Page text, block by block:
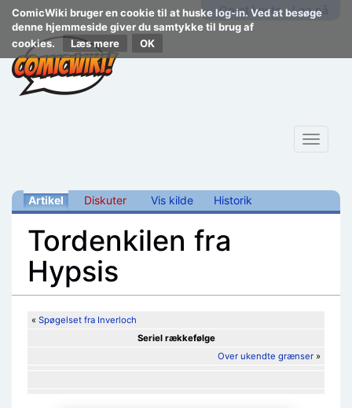
ComicWiki bruger en cookie til at huske log-in. Ved at besøge
denne hjemmeside giver du samtykke til brug af
cookies.
Læs mere
Opret konto Log på
Toggle
Artikel Diskuter Vis kilde Historik
Tordenkilen fra
Hypsis
« Spøgelset fra Inverloch
Seriel rækkefølge
Over ukendte grænser »